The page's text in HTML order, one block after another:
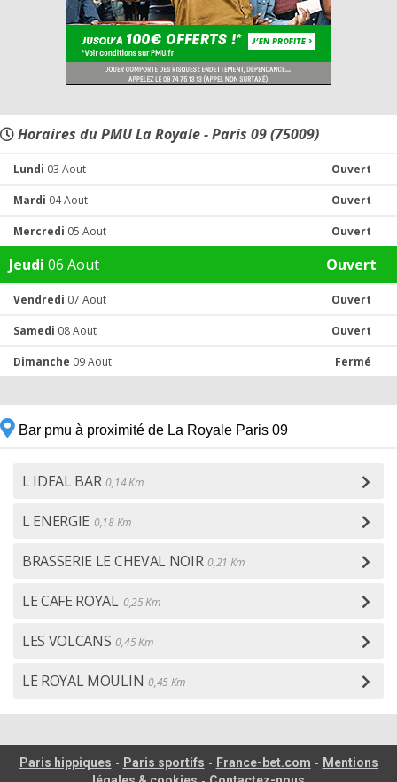
Horaires du PMU La Royale - Paris 09 (75009)
Lundi 03 Aout Ouvert
Mardi 04 Aout Ouvert
Mercredi 05 Aout Ouvert
Jeudi 06 Aout Ouvert
Vendredi 07 Aout Ouvert
Samedi 08 Aout Ouvert
Dimanche 09 Aout Fermé
Bar pmu à proximité de La Royale Paris 09
L IDEAL BAR 0,14 Km
L ENERGIE 0,18 Km
BRASSERIE LE CHEVAL NOIR 0,21 Km
LE CAFE ROYAL 0,25 Km
LES VOLCANS 0,45 Km
LE ROYAL MOULIN 0,45 Km
Paris hippiques - Paris sportifs - France-bet.com - Mentions